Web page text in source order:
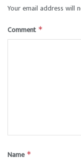
Your email address will
Comment *
Name *